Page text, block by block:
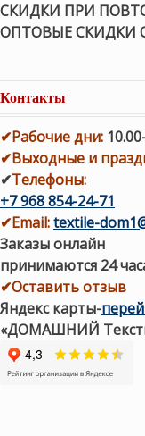
СКИДКИ ПРИ
ОПТОВЫЕ СКИДКИ
Контакты
✔Рабочие дни:
✔Выходные и
✔Телефоны:
+7 968 854-24-71
✔Email:textile-
Заказы онлайн
принимаются 24
✔Оставить отзыв
Яндекс карты-
«ДОМАШНИЙ